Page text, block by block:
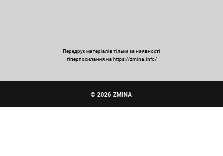
Передрук матеріалів тільки за наявності
гіперпосилання на https://zmina.info/
© 2026 ZMINA